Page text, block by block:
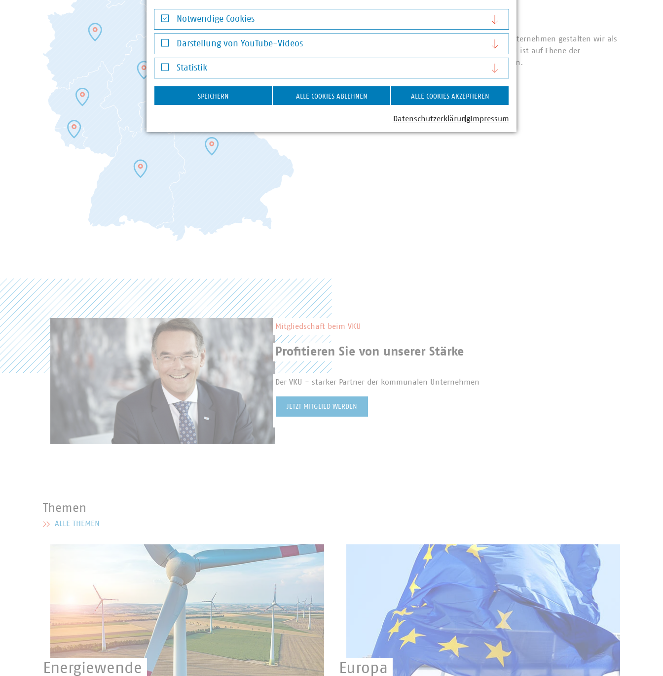
VKU in den Ländern
Gemeinsam mit und für unsere 1.592 Mitgliedsunternehmen gestalten wir als
VKU die Zukunft der Kommunalwirtschaft. Der VKU ist auf Ebene der
Bundesländer mit Landesgeschäftsstellen vertreten.
STANDORT WÄHLEN
Berlin/Brandenburg
Hessen
Niedersachsen/Bremen
Nord
Nordrhein-Westfalen
Rheinland-Pfalz
Saarland
Sachsen
Sachsen-Anhalt
Thüringen
Landesgruppen in der Abfallwirtschaft
Mitgliedschaft beim VKU
Profitieren Sie von unserer Stärke
Der VKU - starker Partner der kommunalen Unternehmen
JETZT MITGLIED WERDEN
Themen
MEHR ZU THEMEN
ALLE THEMEN
Energiewende Europa
Notwendige Cookies
Notwendige Cookies
Darstellung von YouTube-Videos
Darstellung von YouTube-Videos
Statistik
Statistik
SPEICHERN ALLE COOKIES ABLEHNEN ALLE COOKIES AKZEPTIEREN
Datenschutzerklärung Impressum